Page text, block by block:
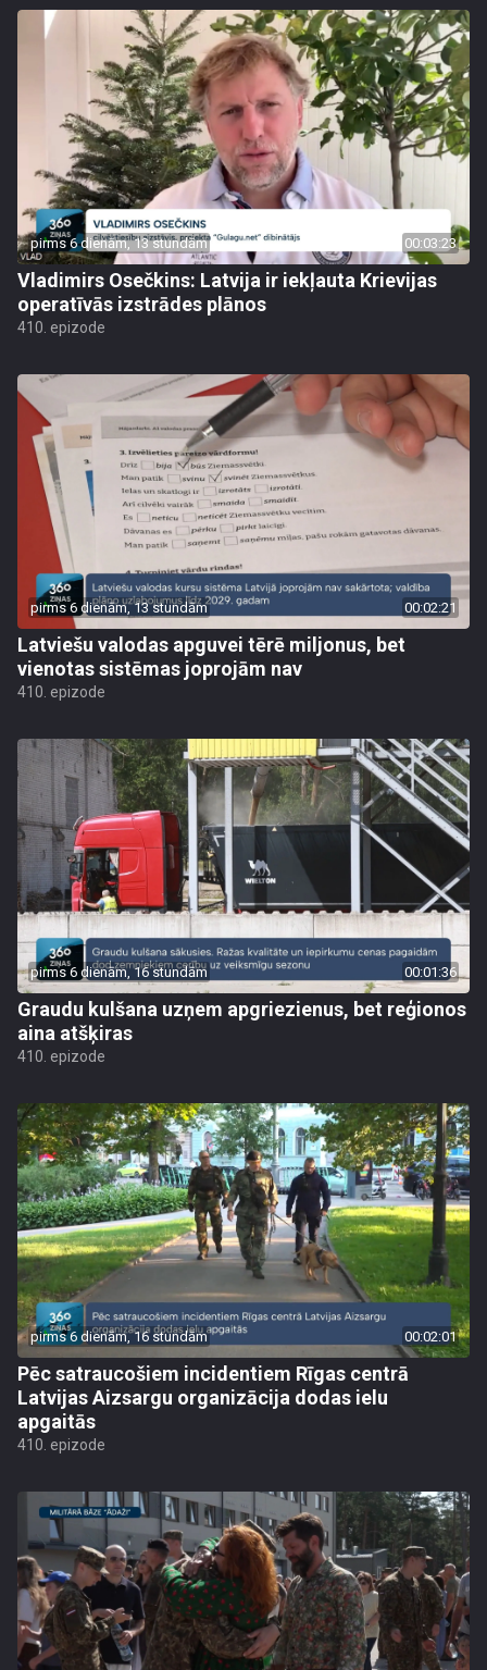
pirms 6 dienām, 13 stundām 00:03:23
Vladimirs Osečkins: Latvija ir iekļauta Krievijas
operatīvās izstrādes plānos
410. epizode
pirms 6 dienām, 13 stundām 00:02:21
Latviešu valodas apguvei tērē miljonus, bet
vienotas sistēmas joprojām nav
410. epizode
pirms 6 dienām, 16 stundām 00:01:36
Graudu kulšana uzņem apgriezienus, bet reģionos
aina atšķiras
410. epizode
pirms 6 dienām, 16 stundām 00:02:01
Pēc satraucošiem incidentiem Rīgas centrā
Latvijas Aizsargu organizācija dodas ielu
apgaitās
410. epizode